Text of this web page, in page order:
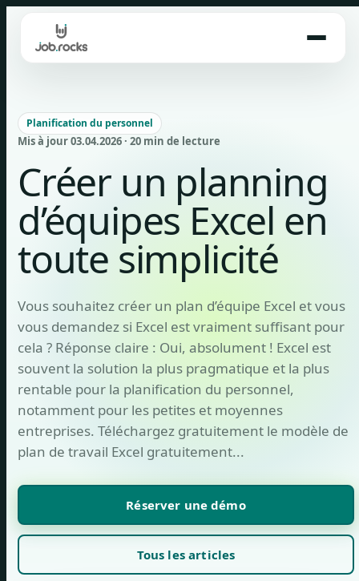
content
Planification du personnel
Mis à jour 03.04.2026 · 20 min de lecture
Créer un planning
d’équipes Excel en
toute simplicité
Vous souhaitez créer un plan d’équipe Excel et vous
vous demandez si Excel est vraiment suffisant pour
cela ? Réponse claire : Oui, absolument ! Excel est
souvent la solution la plus pragmatique et la plus
rentable pour la planification du personnel,
notamment pour les petites et moyennes
entreprises. Téléchargez gratuitement le modèle de
plan de travail Excel gratuitement...
Réserver une démo
Tous les articles